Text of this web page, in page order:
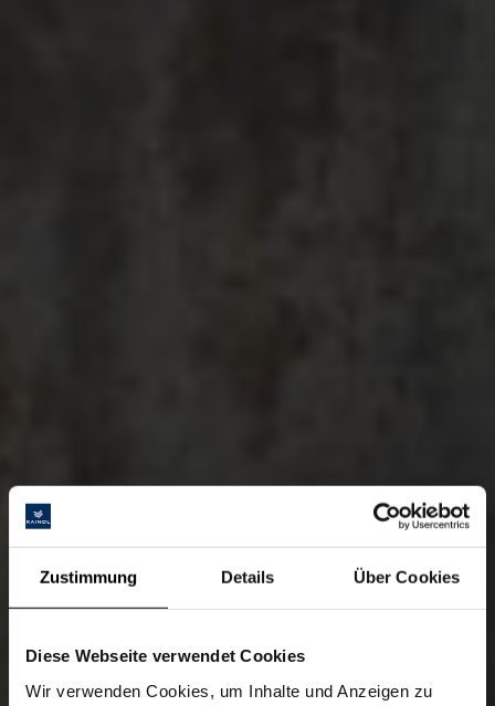
Zustimmung Details Über Cookies
Diese Webseite verwendet Cookies
Wir verwenden Cookies, um Inhalte und Anzeigen zu